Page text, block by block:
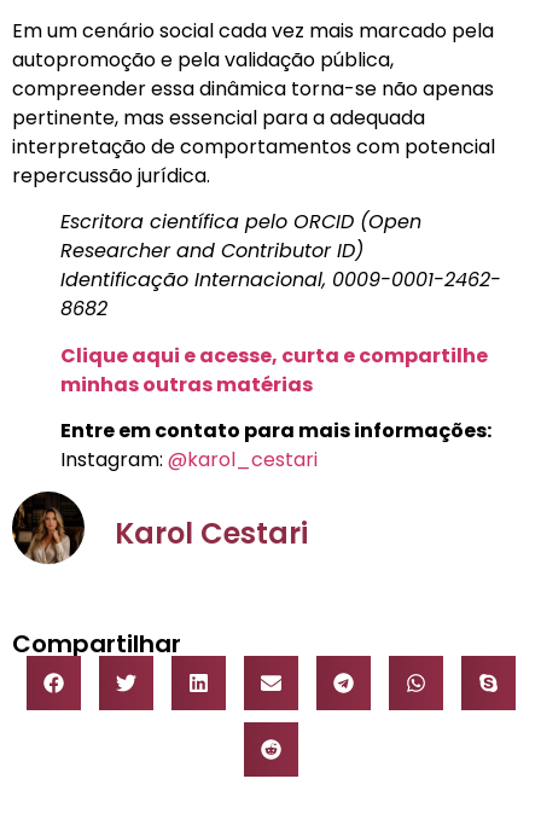
Em um cenário social cada vez mais marcado pela
autopromoção e pela validação pública,
compreender essa dinâmica torna-se não apenas
pertinente, mas essencial para a adequada
interpretação de comportamentos com potencial
repercussão jurídica.
Escritora científica pelo ORCID (Open
Researcher and Contributor ID)
Identificação Internacional, 0009-0001-2462-
8682
Clique aqui e acesse, curta e compartilhe
minhas outras matérias
Entre em contato para mais informações:
Instagram: @karol_cestari
Karol Cestari
Compartilhar